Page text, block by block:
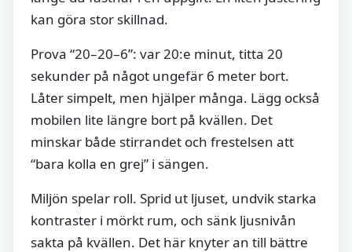
kan göra stor skillnad.
Prova “20–20–6”: var 20:e minut, titta 20
sekunder på något ungefär 6 meter bort.
Låter simpelt, men hjälper många. Lägg också
mobilen lite längre bort på kvällen. Det
minskar både stirrandet och frestelsen att
“bara kolla en grej” i sängen.
Miljön spelar roll. Sprid ut ljuset, undvik starka
kontraster i mörkt rum, och sänk ljusnivån
sakta på kvällen. Det här knyter an till bättre